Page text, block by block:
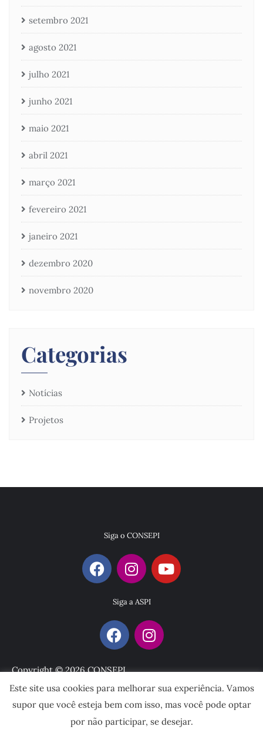
setembro 2021
agosto 2021
julho 2021
junho 2021
maio 2021
abril 2021
março 2021
fevereiro 2021
janeiro 2021
dezembro 2020
novembro 2020
Categorias
Notícias
Projetos
Siga o CONSEPI
Siga a ASPI
Copyright © 2026 CONSEPI
Este site usa cookies para melhorar sua experiência. Vamos
supor que você esteja bem com isso, mas você pode optar
por não participar, se desejar.